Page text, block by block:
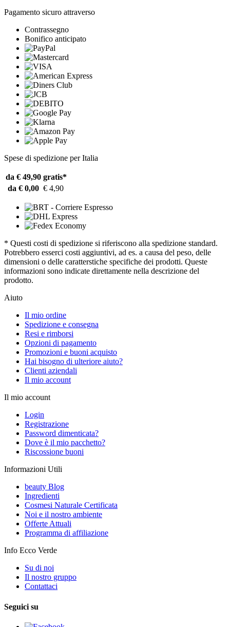
Pagamento sicuro attraverso
Contrassegno
Bonifico anticipato
Spese di spedizione per Italia
da € 49,90 gratis*
da € 0,00 € 4,90
* Questi costi di spedizione si riferiscono alla spedizione standard.
Potrebbero esserci costi aggiuntivi, ad es. a causa del peso, delle
dimensioni o delle caratterstiche specifiche dei prodotti. Queste
informazioni sono indicate direttamente nella descrizione del
prodotto.
Aiuto
Il mio ordine
Spedizione e consegna
Resi e rimborsi
Opzioni di pagamento
Promozioni e buoni acquisto
Hai bisogno di ulteriore aiuto?
Clienti aziendali
Il mio account
Il mio account
Login
Registrazione
Password dimenticata?
Dove è il mio pacchetto?
Riscossione buoni
Informazioni Utili
beauty Blog
Ingredienti
Cosmesi Naturale Certificata
Noi e il nostro ambiente
Offerte Attuali
Programma di affiliazione
Info Ecco Verde
Su di noi
Il nostro gruppo
Contattaci
Seguici su